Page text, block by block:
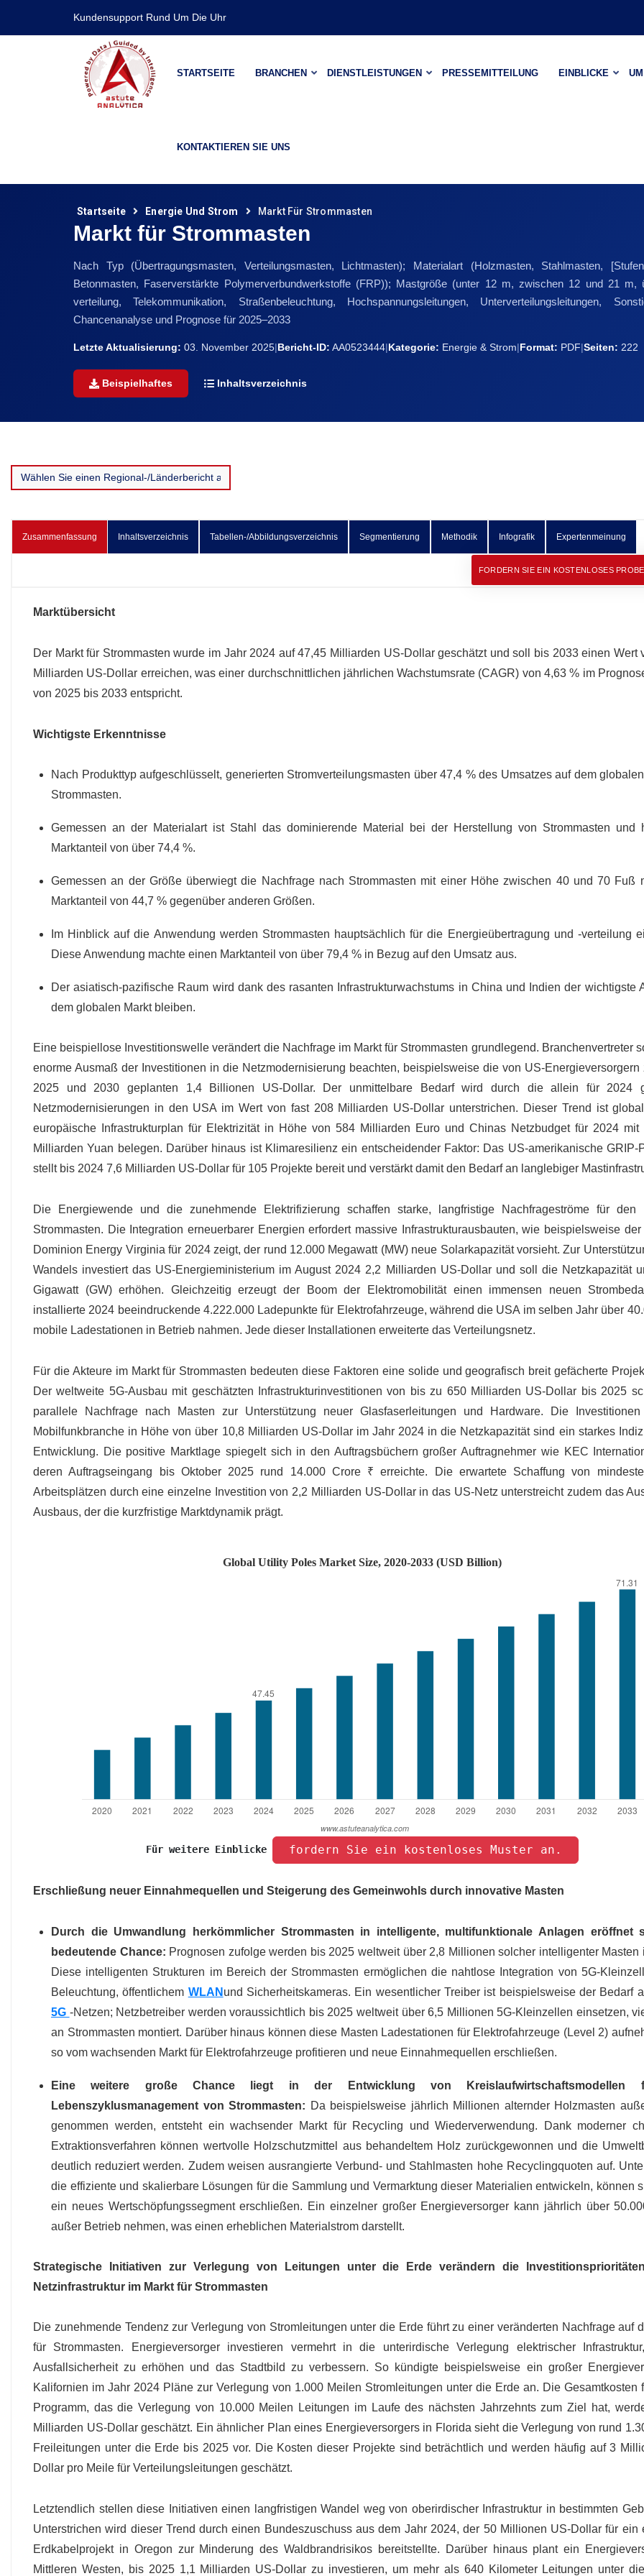
Kundensupport Rund Um Die Uhr
STARTSEITE BRANCHEN DIENSTLEISTUNGEN PRESSEMITTEILUNG EINBLICKE UM
KONTAKTIEREN SIE UNS
Startseite Energie Und Strom Markt Für Strommasten
Markt für Strommasten
Nach Typ (Übertragungsmasten, Verteilungsmasten, Lichtmasten); Materialart (Holzmasten, Stahlmasten,
Betonmasten, Faserverstärkte Polymerverbundwerkstoffe (FRP)); Mastgröße (unter 12 m, zwischen 12 und 21
verteilung, Telekommunikation, Straßenbeleuchtung, Hochspannungsleitungen, Unterverteilungsleitungen,
Chancenanalyse und Prognose für 2025–2033
Letzte Aktualisierung: 03. November 2025|Bericht-ID: AA0523444|Kategorie: Energie & Strom|Format: PDF|Seiten: 222
Beispielhaftes Inhaltsverzeichnis
Zusammenfassung Inhaltsverzeichnis Tabellen-/Abbildungsverzeichnis Segmentierung Methodik Infografik Expertenmeinung
FORDERN SIE EIN KOSTENLOSES
Marktübersicht
Der Markt für Strommasten wurde im Jahr 2024 auf 47,45 Milliarden US-Dollar geschätzt und soll bis 2033 einen Wert
Milliarden US-Dollar erreichen, was einer durchschnittlichen jährlichen Wachstumsrate (CAGR) von 4,63 % im
von 2025 bis 2033 entspricht.
Wichtigste Erkenntnisse
Nach Produkttyp aufgeschlüsselt, generierten Stromverteilungsmasten über 47,4 % des Umsatzes auf dem
Strommasten.
Gemessen an der Materialart ist Stahl das dominierende Material bei der Herstellung von Strommasten und
Marktanteil von über 74,4 %.
Gemessen an der Größe überwiegt die Nachfrage nach Strommasten mit einer Höhe zwischen 40 und 70 Fuß
Marktanteil von 44,7 % gegenüber anderen Größen.
Im Hinblick auf die Anwendung werden Strommasten hauptsächlich für die Energieübertragung und -verteilung
Diese Anwendung machte einen Marktanteil von über 79,4 % in Bezug auf den Umsatz aus.
Der asiatisch-pazifische Raum wird dank des rasanten Infrastrukturwachstums in China und Indien der wichtigste
dem globalen Markt bleiben.
Eine beispiellose Investitionswelle verändert die Nachfrage im Markt für Strommasten grundlegend. Branchenvertreter
enorme Ausmaß der Investitionen in die Netzmodernisierung beachten, beispielsweise die von US-Energieversorgern
2025 und 2030 geplanten 1,4 Billionen US-Dollar. Der unmittelbare Bedarf wird durch die allein für 2024
Netzmodernisierungen in den USA im Wert von fast 208 Milliarden US-Dollar unterstrichen. Dieser Trend ist
europäische Infrastrukturplan für Elektrizität in Höhe von 584 Milliarden Euro und Chinas Netzbudget für 2024 mit
Milliarden Yuan belegen. Darüber hinaus ist Klimaresilienz ein entscheidender Faktor: Das US-amerikanische GRIP-
stellt bis 2024 7,6 Milliarden US-Dollar für 105 Projekte bereit und verstärkt damit den Bedarf an langlebiger
Die Energiewende und die zunehmende Elektrifizierung schaffen starke, langfristige Nachfrageströme für den
Strommasten. Die Integration erneuerbarer Energien erfordert massive Infrastrukturausbauten, wie beispielsweise
Dominion Energy Virginia für 2024 zeigt, der rund 12.000 Megawatt (MW) neue Solarkapazität vorsieht. Zur
Wandels investiert das US-Energieministerium im August 2024 2,2 Milliarden US-Dollar und soll die Netzkapazität
Gigawatt (GW) erhöhen. Gleichzeitig erzeugt der Boom der Elektromobilität einen immensen neuen
installierte 2024 beeindruckende 4.222.000 Ladepunkte für Elektrofahrzeuge, während die USA im selben Jahr über
mobile Ladestationen in Betrieb nahmen. Jede dieser Installationen erweiterte das Verteilungsnetz.
Für die Akteure im Markt für Strommasten bedeuten diese Faktoren eine solide und geografisch breit gefächerte
Der weltweite 5G-Ausbau mit geschätzten Infrastrukturinvestitionen von bis zu 650 Milliarden US-Dollar bis 2025
parallele Nachfrage nach Masten zur Unterstützung neuer Glasfaserleitungen und Hardware. Die
Mobilfunkbranche in Höhe von über 10,8 Milliarden US-Dollar im Jahr 2024 in die Netzkapazität sind ein starkes
Entwicklung. Die positive Marktlage spiegelt sich in den Auftragsbüchern großer Auftragnehmer wie KEC
deren Auftragseingang bis Oktober 2025 rund 14.000 Crore ₹ erreichte. Die erwartete Schaffung von
Arbeitsplätzen durch eine einzelne Investition von 2,2 Milliarden US-Dollar in das US-Netz unterstreicht zudem das
Ausbaus, der die kurzfristige Marktdynamik prägt.
Für weitere Einblicke fordern Sie ein kostenloses Muster an.
Erschließung neuer Einnahmequellen und Steigerung des Gemeinwohls durch innovative Masten
Durch die Umwandlung herkömmlicher Strommasten in intelligente, multifunktionale Anlagen eröffnet
bedeutende Chance: Prognosen zufolge werden bis 2025 weltweit über 2,8 Millionen solcher intelligenter Masten
Diese intelligenten Strukturen im Bereich der Strommasten ermöglichen die nahtlose Integration von 5G-
Beleuchtung, öffentlichem WLAN und Sicherheitskameras. Ein wesentlicher Treiber ist beispielsweise der Bedarf
5G -Netzen; Netzbetreiber werden voraussichtlich bis 2025 weltweit über 6,5 Millionen 5G-Kleinzellen einsetzen,
an Strommasten montiert. Darüber hinaus können diese Masten Ladestationen für Elektrofahrzeuge (Level 2)
so vom wachsenden Markt für Elektrofahrzeuge profitieren und neue Einnahmequellen erschließen.
Eine weitere große Chance liegt in der Entwicklung von Kreislaufwirtschaftsmodellen
Lebenszyklusmanagement von Strommasten: Da beispielsweise jährlich Millionen alternder Holzmasten
genommen werden, entsteht ein wachsender Markt für Recycling und Wiederverwendung. Dank moderner
Extraktionsverfahren können wertvolle Holzschutzmittel aus behandeltem Holz zurückgewonnen und die
deutlich reduziert werden. Zudem weisen ausrangierte Verbund- und Stahlmasten hohe Recyclingquoten auf.
die effiziente und skalierbare Lösungen für die Sammlung und Vermarktung dieser Materialien entwickeln, können
ein neues Wertschöpfungssegment erschließen. Ein einzelner großer Energieversorger kann jährlich über
außer Betrieb nehmen, was einen erheblichen Materialstrom darstellt.
Strategische Initiativen zur Verlegung von Leitungen unter die Erde verändern die
Netzinfrastruktur im Markt für Strommasten
Die zunehmende Tendenz zur Verlegung von Stromleitungen unter die Erde führt zu einer veränderten Nachfrage auf
für Strommasten. Energieversorger investieren vermehrt in die unterirdische Verlegung elektrischer
Ausfallsicherheit zu erhöhen und das Stadtbild zu verbessern. So kündigte beispielsweise ein großer
Kalifornien im Jahr 2024 Pläne zur Verlegung von 1.000 Meilen Stromleitungen unter die Erde an. Die Gesamtkosten
Programm, das die Verlegung von 10.000 Meilen Leitungen im Laufe des nächsten Jahrzehnts zum Ziel hat,
Milliarden US-Dollar geschätzt. Ein ähnlicher Plan eines Energieversorgers in Florida sieht die Verlegung von rund
Freileitungen unter die Erde bis 2025 vor. Die Kosten dieser Projekte sind beträchtlich und werden häufig auf 3
Dollar pro Meile für Verteilungsleitungen geschätzt.
Letztendlich stellen diese Initiativen einen langfristigen Wandel weg von oberirdischer Infrastruktur in bestimmten
Unterstrichen wird dieser Trend durch einen Bundeszuschuss aus dem Jahr 2024, der 50 Millionen US-Dollar für ein
Erdkabelprojekt in Oregon zur Minderung des Waldbrandrisikos bereitstellte. Darüber hinaus plant ein
Mittleren Westen, bis 2025 1,1 Milliarden US-Dollar zu investieren, um mehr als 640 Kilometer Leitungen unter